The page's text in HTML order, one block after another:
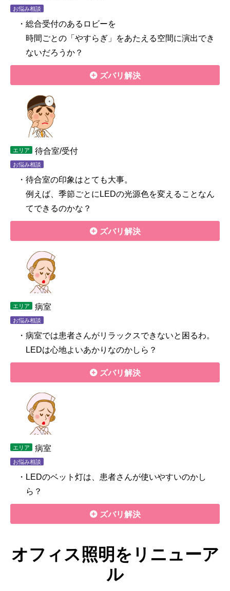
お悩み相談
・総合受付のあるロビーを
時間ごとの「やすらぎ」をあたえる空間に演出でき
ないだろうか？
ズバリ解決
エリア 待合室/受付
お悩み相談
・待合室の印象はとても大事。
例えば、季節ごとにLEDの光源色を変えることなん
てできるのかな？
ズバリ解決
エリア 病室
お悩み相談
・病室では患者さんがリラックスできないと困るわ。
LEDは心地よいあかりなのかしら？
ズバリ解決
エリア 病室
お悩み相談
・LEDのベット灯は、患者さんが使いやすいのかし
ら？
ズバリ解決
オフィス照明をリニューア
ル